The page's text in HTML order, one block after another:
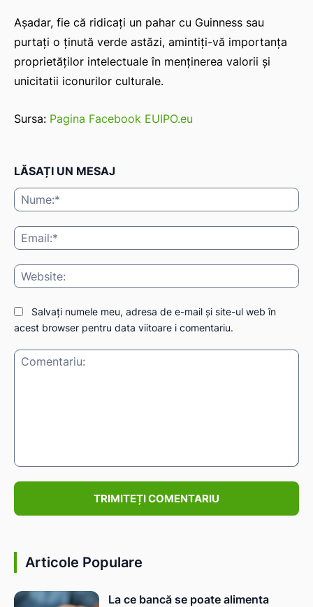
Așadar, fie că ridicați un pahar cu Guinness sau
purtați o ținută verde astăzi, amintiți-vă importanța
proprietăților intelectuale în menținerea valorii și
unicitatii iconurilor culturale.
Sursa: Pagina Facebook EUIPO.eu
LĂSAȚI UN MESAJ
Salvați numele meu, adresa de e-mail și site-ul web în
acest browser pentru data viitoare i comentariu.
Articole Populare
La ce bancă se poate alimenta